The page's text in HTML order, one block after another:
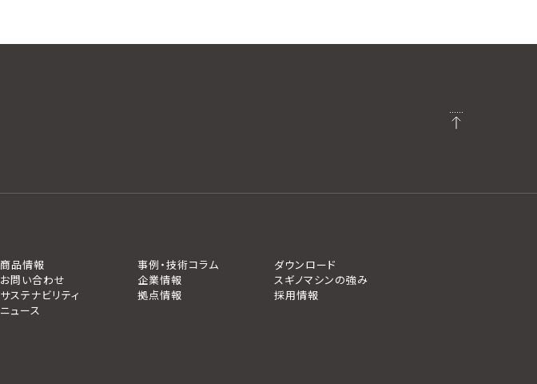
商品情報 事例・技術コラム
ダウンロード
お問い合わせ
企業情報
スギノマシンの強み
サステナビリティ
拠点情報
採用情報
ニュース